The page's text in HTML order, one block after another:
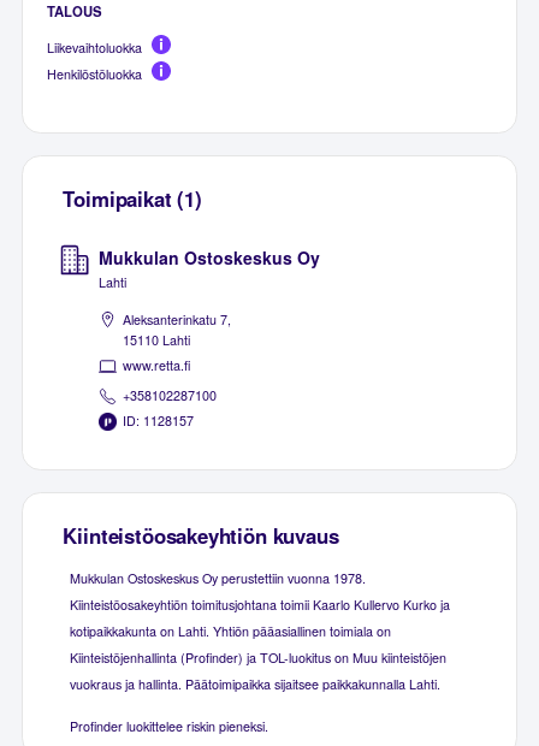
TALOUS
Liikevaihtoluokka
Henkilöstöluokka
Toimipaikat (1)
Mukkulan Ostoskeskus Oy
Lahti
Aleksanterinkatu 7,
15110 Lahti
www.retta.fi
+358102287100
ID: 1128157
Kiinteistöosakeyhtiön kuvaus
Mukkulan Ostoskeskus Oy perustettiin vuonna 1978.
Kiinteistöosakeyhtiön toimitusjohtana toimii Kaarlo Kullervo Kurko ja
kotipaikkakunta on Lahti. Yhtiön pääasiallinen toimiala on
Kiinteistöjenhallinta (Profinder) ja TOL-luokitus on Muu kiinteistöjen
vuokraus ja hallinta. Päätoimipaikka sijaitsee paikkakunnalla Lahti.
Profinder luokittelee riskin pieneksi.